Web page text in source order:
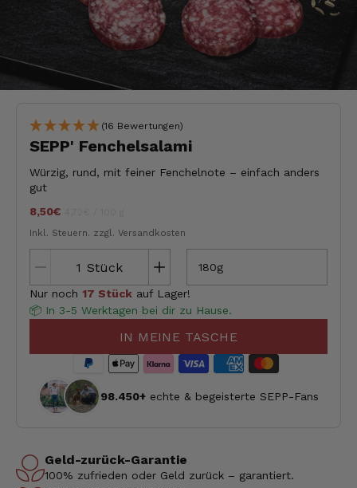
(16 Bewertungen)
SEPP' Fenchelsalami
Würzig, rund, mit feiner Fenchelnote – einfach anders
gut
8,50€
Inkl. Steuern. zzgl. Versandkosten
Stück 180g
Nur noch 17 Stück auf Lager!
📦 In 3-5 Werktagen bei dir zu Hause.
IN MEINE TASCHE
98.450+ echte & begeisterte SEPP-Fans
Geld-zurück-Garantie
100% zufrieden oder Geld zurück – garantiert.